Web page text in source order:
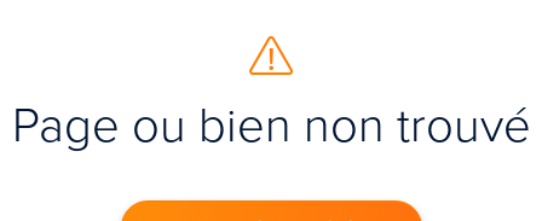
Page ou bien non trouvé